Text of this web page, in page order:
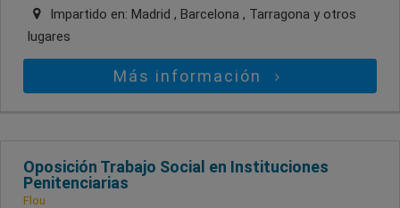
Impartido en: Madrid , Barcelona , Tarragona y otros
lugares
Más información
Oposición Trabajo Social en Instituciones
Penitenciarias
Flou